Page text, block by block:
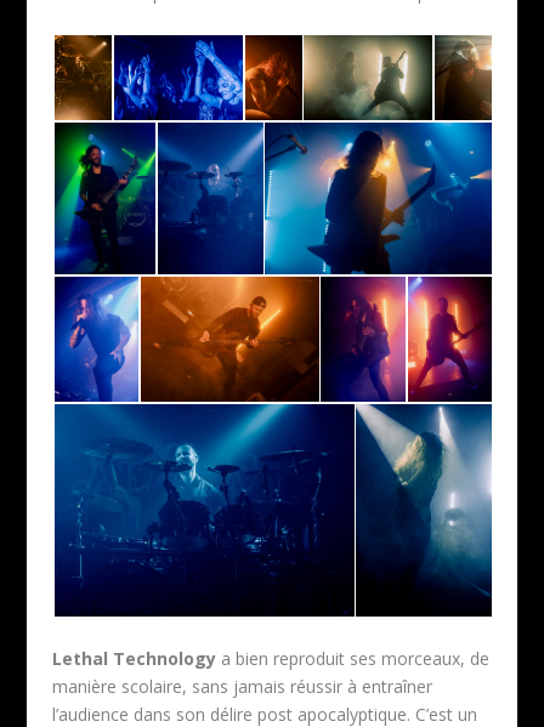
Lethal Technologya bien reproduit ses morceaux, de
manière scolaire, sans jamais réussir à entraîner
l’audience dans son délire post apocalyptique. C’est un